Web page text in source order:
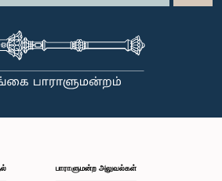
பாராளுமன்ற அலுவல்கள்